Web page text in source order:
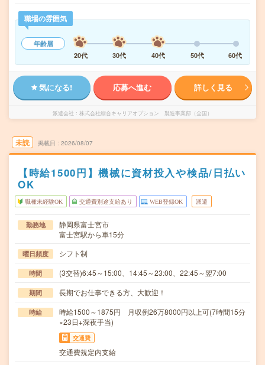
職場の雰囲気
年齢層
20代
30代 40代 50代 60代
気になる! 応募へ進む 詳しく見る
派遣会社 株式会社綜合キャリアオプション 製造事業部（全国）
未読 掲載日 2026/08/07
【時給1500円】機械に資材投入や検品/日払い
OK
職種未経験OK 交通費別途支給あり WEB登録OK 派遣
勤務地
静岡県富士宮市
富士宮駅から車15分
曜日頻度 シフト制
時間 (3交替)6:45～15:00、14:45～23:00、22:45～翌7:00
期間 長期でお仕事できる方、大歓迎！
時給
時給1500～1875円 月収例26万8000円以上可(7時間15分
×23日+深夜手当)
交通費
交通費規定内支給